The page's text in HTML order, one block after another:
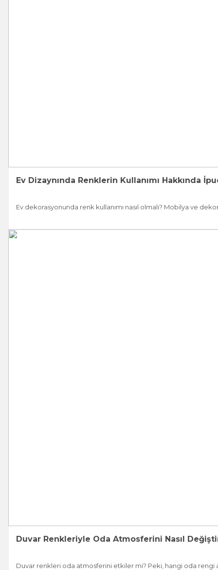
Ev Dizaynında Renklerin Kullanımı Hakkında
Ev dekorasyonunda renk kullanımı nasıl olmalı? Mobilya ve
Duvar Renkleriyle Oda Atmosferini Nasıl
Duvar renkleri oda atmosferini etkiler mi? Peki, hangi oda rengi